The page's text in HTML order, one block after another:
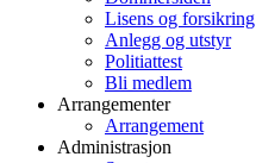
Lisens og forsikring
Anlegg og utstyr
Politiattest
Bli medlem
Arrangementer
Arrangement
Administrasjon